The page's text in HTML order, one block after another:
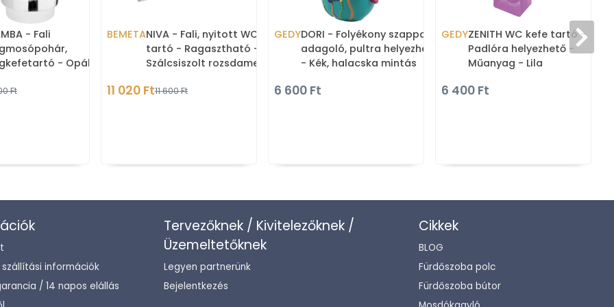
- Fali
- Opálüveg
Ft
BEMETANIVA - Fali, nyitott WC papír
tartó - Ragasztható -
Szálcsiszolt rozsdamentes
11 020 Ft11 600 Ft
GEDYDORI - Folyékony szappan
adagoló, pultra helyezhető
- Kék, halacska mintás
6 600 Ft
GEDYZENITH WC kefe tartó -
Padlóra helyezhető -
Műanyag - Lila
6 400 Ft
információk
/ 14 napos elállás
Tervezőknek / Kivitelezőknek /
Üzemeltetőknek
Legyen partnerünk
Bejelentkezés
Cikkek
BLOG
Fürdőszoba polc
Fürdőszoba bútor